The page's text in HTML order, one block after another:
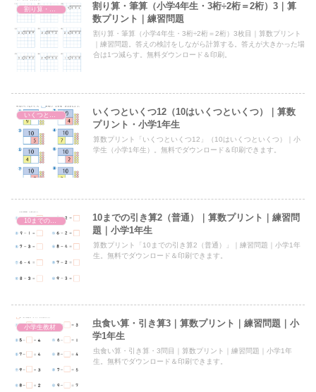
割り算・筆算（小4・3桁÷2桁＝2桁）
割り算・筆算（小学4年生・3桁÷2桁＝2桁）3｜算
数プリント｜練習問題
割り算・筆算（小学4年生・3桁÷2桁＝2桁）3枚目｜算数プリント
｜練習問題。答えの検討をしながら計算する。答えが大きかった場
合は1つ減らす。無料ダウンロード＆印刷。
いくつといくつ
いくつといくつ12（10はいくつといくつ）｜算数
プリント・小学1年生
算数プリント「いくつといくつ12」（10はいくつといくつ）｜小
学生（小学1年生）。無料でダウンロード＆印刷できます。
10までの引き算
10までの引き算2（普通）｜算数プリント｜練習問
題｜小学1年生
算数プリント「10までの引き算2（普通）」｜練習問題｜小学1年
生。無料でダウンロード＆印刷できます。
小学生教材
虫食い算・引き算3｜算数プリント｜練習問題｜小
学1年生
虫食い算・引き算・3問目｜算数プリント｜練習問題｜小学1年
生。無料でダウンロード＆印刷できます。